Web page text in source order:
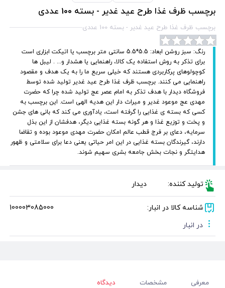
برچسب ظرف غذا طرح عید غدیر - بسته 100 عددی
برچسب ظرف غذا طرح عید غدیر - بسته 100 عددی
رنگ: سبز روشن ابعاد: 5.5*5.5 سانتی متر برچسب یا اتیکت ابزاری است
برای تذکر به روش استفاده یک کالا، راهنمایی یا هشدار و... . لیبل ها
کوچولوهای پرکاربردی هستند که خیلی سریع ما را به یک هدف و مقصود
راهنمایی می کنند. برچسب ظرف غذا طرح عید غدیر تولید شده توسط
فروشگاه دیدار با هدف تذکر به امام عصر عج تولید شده چرا که حضرت
مهدی عج موعود غدیر و میراث دار این هدیه الهی است. این برچسب به
کسی که بسته ی غذایی را گرفته است، یادآوری می کند که بانی های جشن
و پخت و توزیع غذا و هر گونه بسته غذایی دیگر، هدفشان از این بذل
سرمایه، دعای بر فرج قطب عالم امکان حضرت مهدی موعود بوده و تقاضا
دارند، گیرندگان بسته غذایی در این امر حیاتی یعنی دعا برای سلامتی و ظهور
هدایتگر و نجات بخش جامعه بشری سهیم شوند.
تولید کننده: دیدار
شناسه کالا در انبار:
100003085000
در انبار
معرفی مشخصات دیدگاه